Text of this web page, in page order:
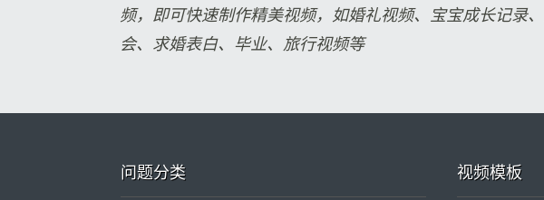
频，即可快速制作精美视频，如婚礼视频、宝宝成长记录
会、求婚表白、毕业、旅行视频等
问题分类 视频模板